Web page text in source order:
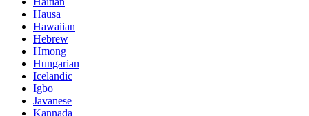
Hausa
Hawaiian
Hebrew
Hmong
Hungarian
Icelandic
Igbo
Javanese
Kannada